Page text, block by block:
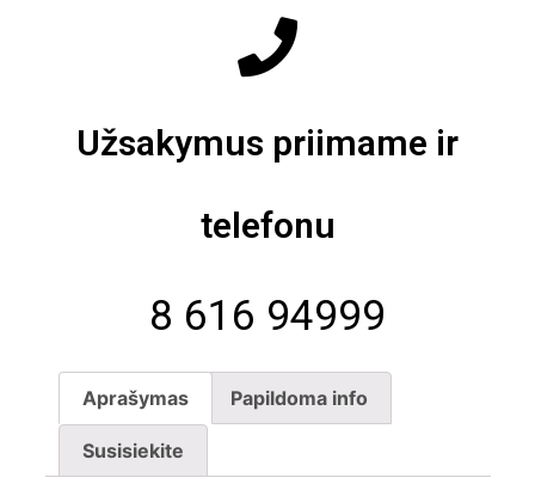
Užsakymus priimame ir
telefonu
8 616 94999
Aprašymas Papildoma info
Susisiekite